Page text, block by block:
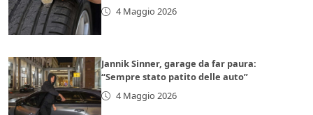
4 Maggio 2026
Jannik Sinner, garage da far paura:
“Sempre stato patito delle auto”
4 Maggio 2026